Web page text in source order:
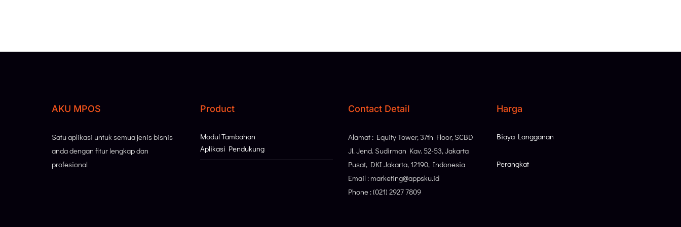
AKU MPOS
Satu aplikasi untuk semua jenis bisnis
anda dengan fitur lengkap dan
profesional
Product
Modul Tambahan
Aplikasi Pendukung
Contact Detail
Alamat : Equity Tower, 37th Floor, SCBD
Jl. Jend. Sudirman Kav. 52-53, Jakarta
Pusat, DKI Jakarta, 12190, Indonesia
Email : marketing@appsku.id
Phone : (021) 2927 7809
Harga
Biaya Langganan
Perangkat